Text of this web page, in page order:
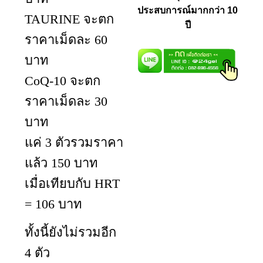
TAURINE จะตก
ราคาเม็ดละ 60
บาท
CoQ-10 จะตก
ราคาเม็ดละ 30
บาท
แค่ 3 ตัวรวมราคา
แล้ว 150 บาท
เมื่อเทียบกับ HRT
= 106 บาท
ทั้งนี้ยังไม่รวมอีก
4 ตัว
ประสบการณ์มากกว่า 10
ปี